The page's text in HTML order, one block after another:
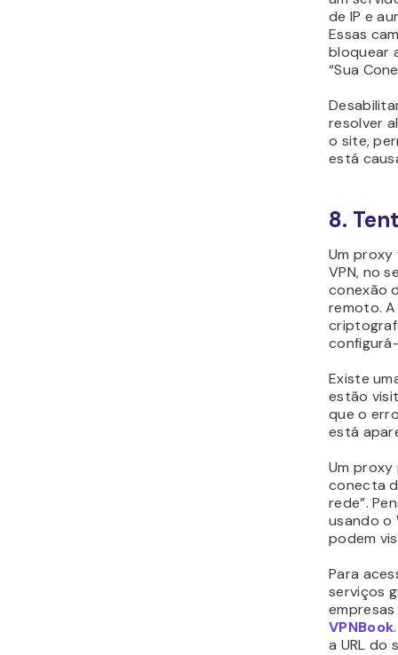
de IP e
Essas
bloquear
“Sua
resolver
o site,
está
8.
Um proxy
VPN, no
conexão
remoto.
Existe
estão
que o
está
Um
conecta
rede”.
usando o
podem
Para
serviços
VPNBook
a URL do